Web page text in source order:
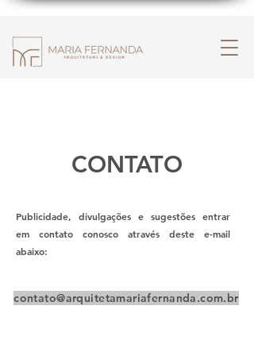
CONTATO
Publicidade, divulgações e sugestões entrar
em contato conosco através deste e-mail
abaixo:
contato@arquitetamariafernanda.com.br